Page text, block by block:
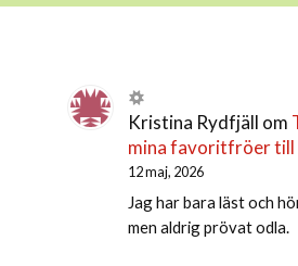
Kristina Rydfjäll om
mina favoritfröer till
12 maj, 2026
Jag har bara läst och
men aldrig prövat odla.